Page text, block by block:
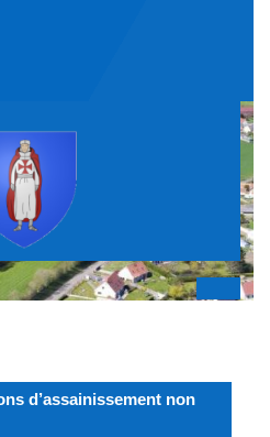
d’assainissement non